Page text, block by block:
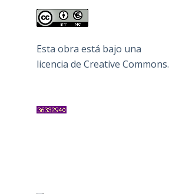
Esta obra está bajo una
licencia de Creative Commons.